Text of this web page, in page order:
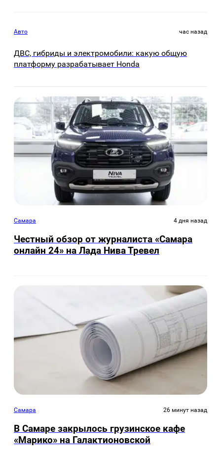
Авто час назад
ДВС, гибриды и электромобили: какую общую
платформу разрабатывает Honda
Самара 4 дня назад
Честный обзор от журналиста «Самара
онлайн 24» на Лада Нива Тревел
Самара 26 минут назад
В Самаре закрылось грузинское кафе
«Марико» на Галактионовской